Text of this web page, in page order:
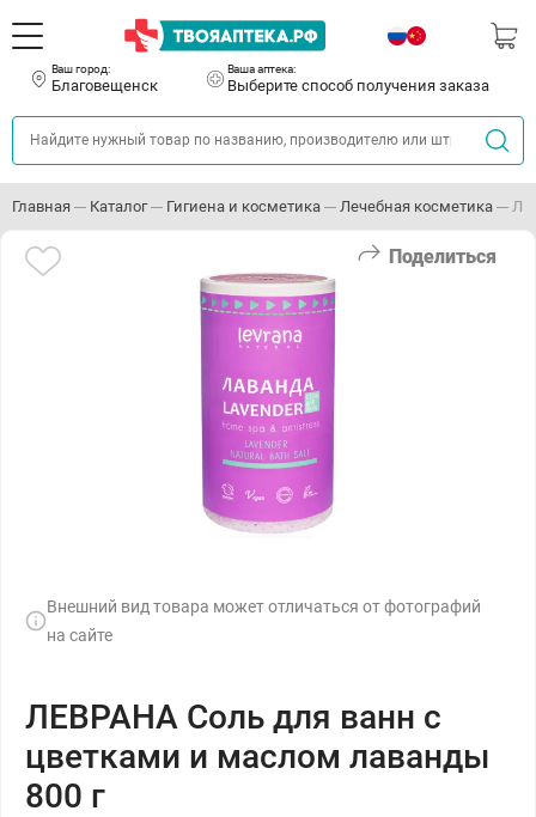
Ваш город:
Благовещенск
Ваша аптека:
Выберите способ получения заказа
Главная Каталог Гигиена и косметика Лечебная косметика
Поделиться
Внешний вид товара может отличаться от фотографий
на сайте
ЛЕВРАНА Соль для ванн с
цветками и маслом лаванды
800 г